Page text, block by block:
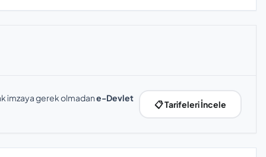
imzaya gerek olmadane-Devlet
📋 Tarifeleri İncele